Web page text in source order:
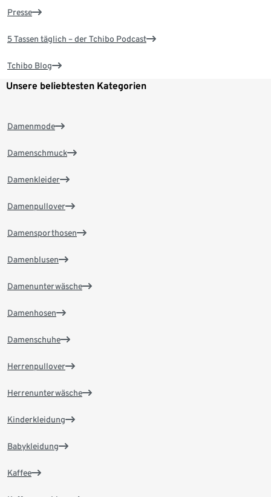
Presse
5 Tassen täglich – der Tchibo Podcast
Tchibo Blog
Unsere beliebtesten Kategorien
Damenmode
Damenschmuck
Damenkleider
Damenpullover
Damensporthosen
Damenblusen
Damenunterwäsche
Damenhosen
Damenschuhe
Herrenpullover
Herrenunterwäsche
Kinderkleidung
Babykleidung
Kaffee